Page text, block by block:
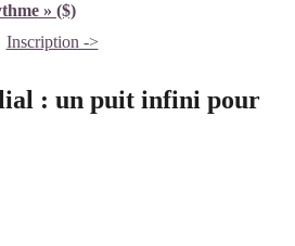
» ($)
Inscription ->
: un puit infini pour